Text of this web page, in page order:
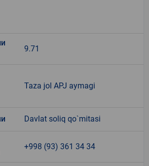
9.71
Taza jol APJ aymagi
Davlat soliq qo`mitasi
+998 (93) 361 34 34